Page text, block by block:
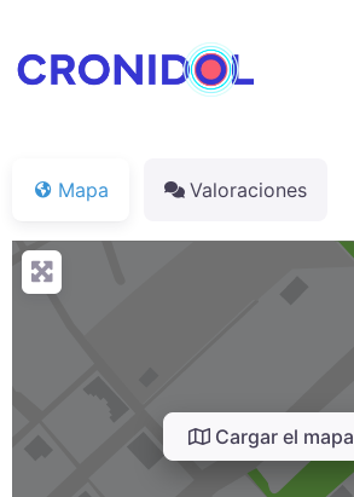
Mapa Valoraciones
Cargar el mapa